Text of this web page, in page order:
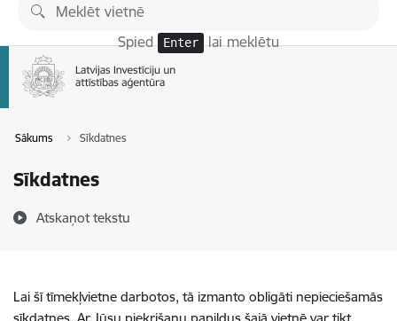
Pāriet uz lapas saturu
Spied Enter lai meklētu
Sākums Sīkdatnes
Sīkdatnes
Atskaņot tekstu
Lai šī tīmekļvietne darbotos, tā izmanto obligāti nepieciešamās